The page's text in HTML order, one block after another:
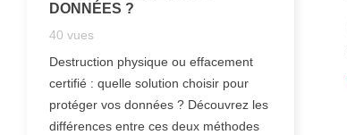
DONNÉES ?
40 vues
Destruction physique ou effacement
certifié : quelle solution choisir pour
protéger vos données ? Découvrez les
différences entre ces deux méthodes